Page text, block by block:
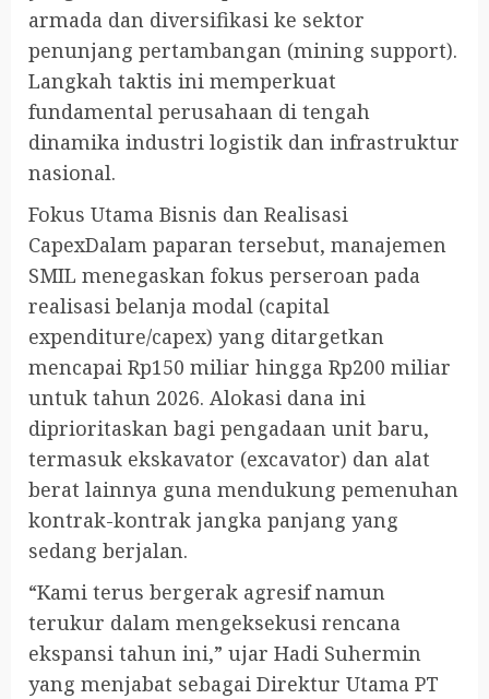
armada dan diversifikasi ke sektor
penunjang pertambangan (mining support).
Langkah taktis ini memperkuat
fundamental perusahaan di tengah
dinamika industri logistik dan infrastruktur
nasional.
Fokus Utama Bisnis dan Realisasi
CapexDalam paparan tersebut, manajemen
SMIL menegaskan fokus perseroan pada
realisasi belanja modal (capital
expenditure/capex) yang ditargetkan
mencapai Rp150 miliar hingga Rp200 miliar
untuk tahun 2026. Alokasi dana ini
diprioritaskan bagi pengadaan unit baru,
termasuk ekskavator (excavator) dan alat
berat lainnya guna mendukung pemenuhan
kontrak-kontrak jangka panjang yang
sedang berjalan.
“Kami terus bergerak agresif namun
terukur dalam mengeksekusi rencana
ekspansi tahun ini,” ujar Hadi Suhermin
yang menjabat sebagai Direktur Utama PT